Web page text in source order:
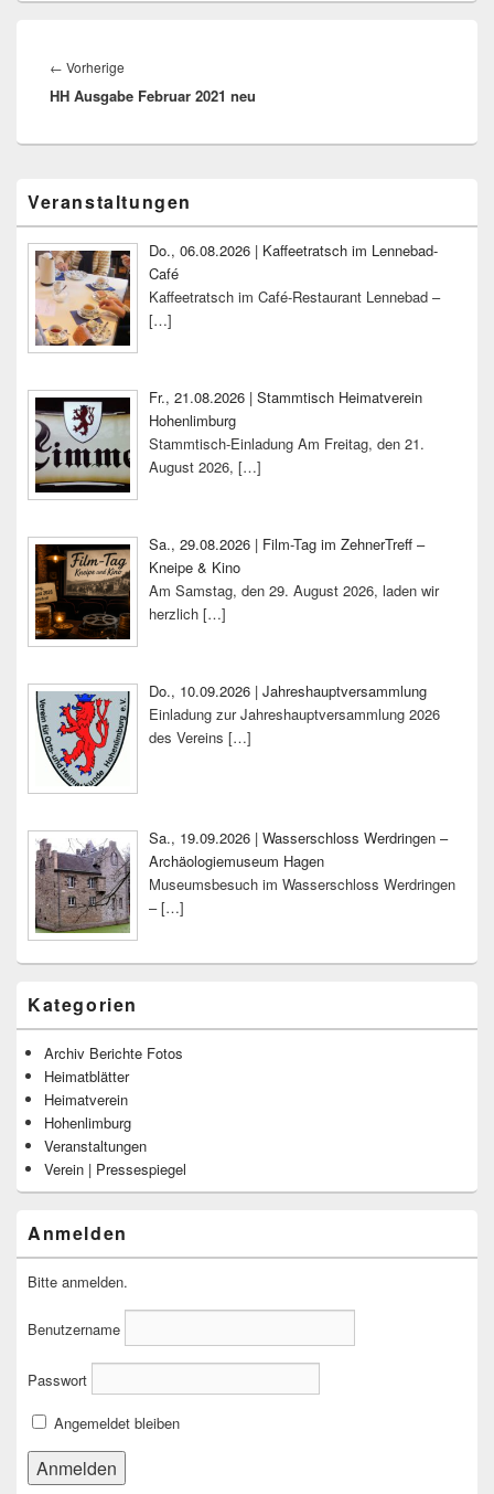
← Vorherige
Beitrag:
HH Ausgabe Februar 2021 neu
Seitenleisten-
Widgetbereich
Veranstaltungen
Do., 06.08.2026 | Kaffeetratsch im Lennebad-
Café
Kaffeetratsch im Café-Restaurant Lennebad –
[…]
Fr., 21.08.2026 | Stammtisch Heimatverein
Hohenlimburg
Stammtisch-Einladung Am Freitag, den 21.
August 2026, […]
Sa., 29.08.2026 | Film-Tag im ZehnerTreff –
Kneipe & Kino
Am Samstag, den 29. August 2026, laden wir
herzlich […]
Do., 10.09.2026 | Jahreshauptversammlung
Einladung zur Jahreshauptversammlung 2026
des Vereins […]
Sa., 19.09.2026 | Wasserschloss Werdringen –
Archäologiemuseum Hagen
Museumsbesuch im Wasserschloss Werdringen
–[…]
Kategorien
Archiv Berichte Fotos
Heimatblätter
Heimatverein
Hohenlimburg
Veranstaltungen
Verein | Pressespiegel
Anmelden
Bitte anmelden.
Benutzername
Passwort
Angemeldet bleiben